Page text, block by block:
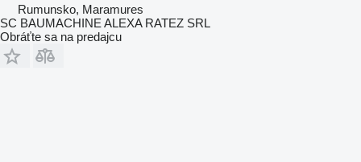
Rumunsko, Maramures
SC BAUMACHINE ALEXA RATEZ SRL
Obráťte sa na predajcu